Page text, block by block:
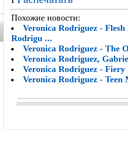
Похожие новости:
Veronica Rodriguez -
Rodrigu ...
Veronica Rodriguez - The
Veronica Rodriguez,
Veronica Rodriguez -
Veronica Rodriguez - Teen